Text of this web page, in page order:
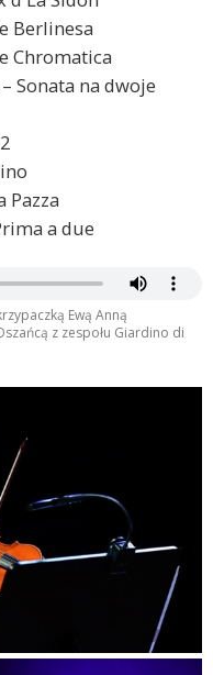
Berlinesa
Chromatica
Sonata na dwoje
Pazza
a due
Ewą Anną
z zespołu Giardino di